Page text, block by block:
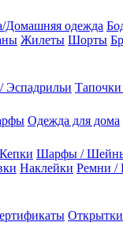
одежда
Жилеты Шорты
Эспадрильи
Одежда для дома
Шарфы /
Наклейки Ремни /
Открытки